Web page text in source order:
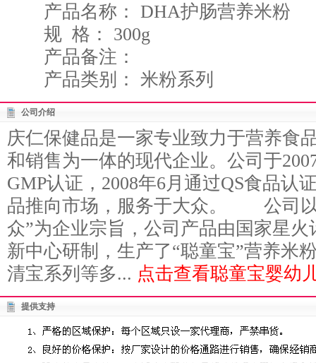
产品名称： DHA护肠营养米粉
规 格： 300g
产品备注：
产品类别： 米粉系列
公司介绍
庆仁保健品是一家专业致力于营养食
和销售为一体的现代企业。公司于
GMP认证，2008年6月通过QS食品认
品推向市场，服务于大众。 公司以
众”为企业宗旨，公司产品由国家星
新中心研制，生产了“聪童宝”营养米
清宝系列等多... 点击查看聪童宝婴幼
提供支持